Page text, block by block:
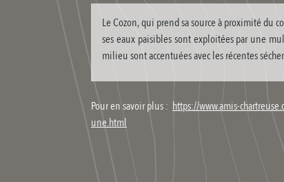
Le Cozon, qui prend sa source à proximité du
ses eaux paisibles sont exploitées par une
milieu sont accentuées avec les récentes
Pour en savoir plus : https://www.amis-
une.html